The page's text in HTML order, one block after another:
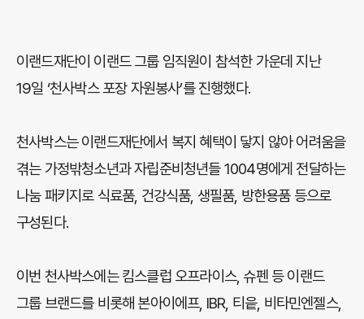
이랜드재단이 이랜드 그룹 임직원이 참석한 가운데 지난
19일 ‘천사박스 포장 자원봉사’를 진행했다.
천사박스는 이랜드재단에서 복지 혜택이 닿지 않아 어려움을
겪는 가정밖청소년과 자립준비청년들 1004명에게 전달하는
나눔 패키지로 식료품, 건강식품, 생필품, 방한용품 등으로
구성된다.
이번 천사박스에는 킴스클럽 오프라이스, 슈펜 등 이랜드
그룹 브랜드를 비롯해 본아이에프, IBR, 티읕, 비타민엔젤스,